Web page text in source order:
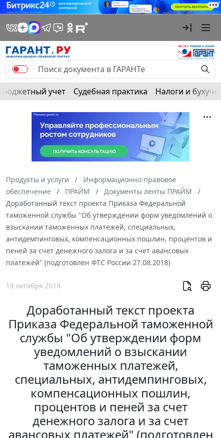
Бюджетный учет Судебная практика Налоги и
Продукты и услуги
Информационно-правовое
обеспечение
ПРАЙМ
Документы ленты ПРАЙМ
Доработанный текст проекта Приказа Федеральной
таможенной службы "Об утверждении форм уведомлений о
взыскании таможенных платежей, специальных,
антидемпинговых, компенсационных пошлин, процентов и
пеней за счет денежного залога и за счет авансовых
платежей" (подготовлен ФТС России 27.08.2018)
18 октября 2018
Доработанный текст проекта
Приказа Федеральной таможенной
службы "Об утверждении форм
уведомлений о взыскании
таможенных платежей,
специальных, антидемпинговых,
компенсационных пошлин,
процентов и пеней за счет
денежного залога и за счет
авансовых платежей" (подготовлен